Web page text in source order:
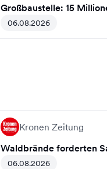
Großbaustelle: 15
06.08.2026
Kronen Zeitung
Waldbrände forderten
06.08.2026